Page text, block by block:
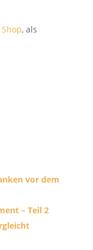
, als
vor dem
– Teil 2